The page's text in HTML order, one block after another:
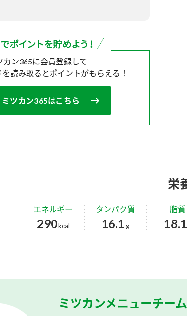
カン365に会員登録して
読み取ると ポイントがもらえる！
ミツカン365はこちら
栄
エネルギー
290kcal
タンパク質
16.1 g
脂質
18.1
ミツカンメニューチーム